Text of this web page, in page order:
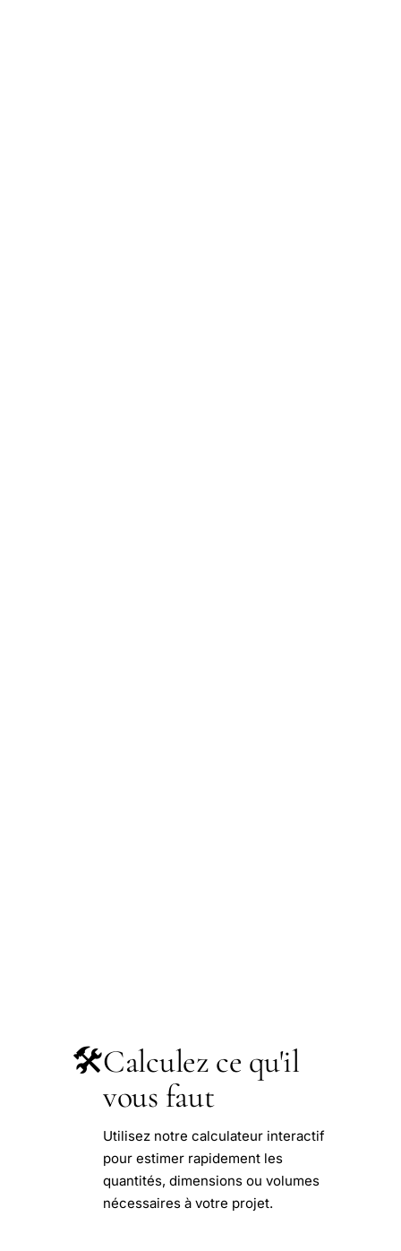
🛠️Calculez ce qu'il
vous faut
Utilisez notre calculateur interactif
pour estimer rapidement les
quantités, dimensions ou volumes
nécessaires à votre projet.